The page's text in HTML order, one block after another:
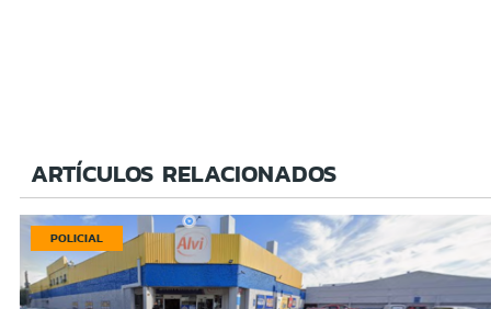
ARTÍCULOS RELACIONADOS
POLICIAL